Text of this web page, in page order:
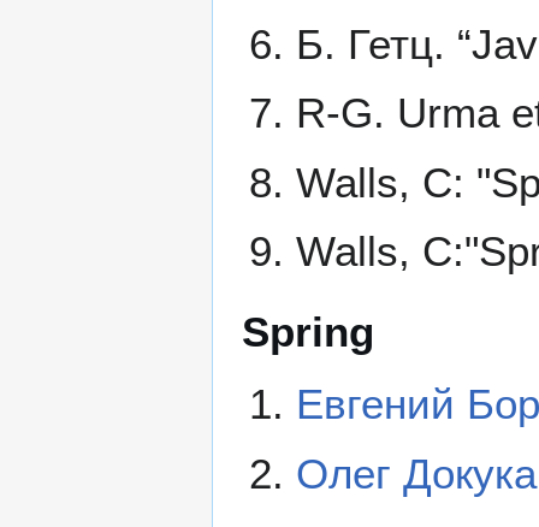
Б. Гетц.
R-G. Urma
Walls, C:
Walls,
Spring
Евгений
Олег